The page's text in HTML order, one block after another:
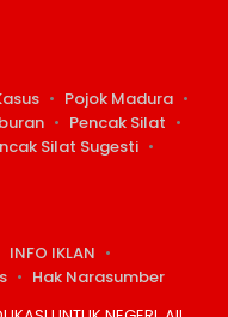
Pojok Madura
Pencak Silat
Silat Sugesti
INFO IKLAN
Hak Narasumber